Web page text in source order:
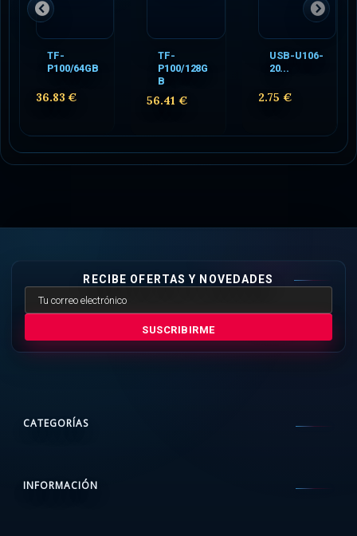
TF-
P100/64GB
36.83 €
TF-
P100/128G
B
56.41 €
USB-U106-
20...
2.75 €
RECIBE OFERTAS Y NOVEDADES
SUSCRIBIRME
CATEGORÍAS
INFORMACIÓN